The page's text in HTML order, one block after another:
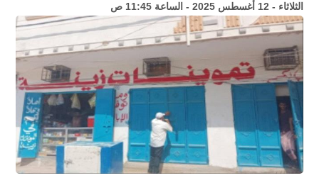
الثلاثاء - 12 أغسطس 2025 - الساعة 11:45 ص